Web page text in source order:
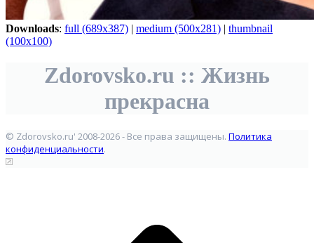
Downloads: full (689x387) | medium (500x281) | thumbnail
(100x100)
Zdorovsko.ru :: Жизнь
прекрасна
© Zdorovsko.ru' 2008-2026 - Все права защищены. Политика
конфиденциальности.